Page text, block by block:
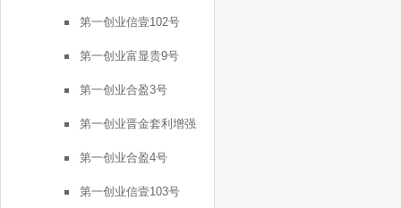
第一创业信壹102号
第一创业富显贵9号
第一创业合盈3号
第一创业晋金套利增强
FOF2号
第一创业合盈4号
第一创业信壹103号